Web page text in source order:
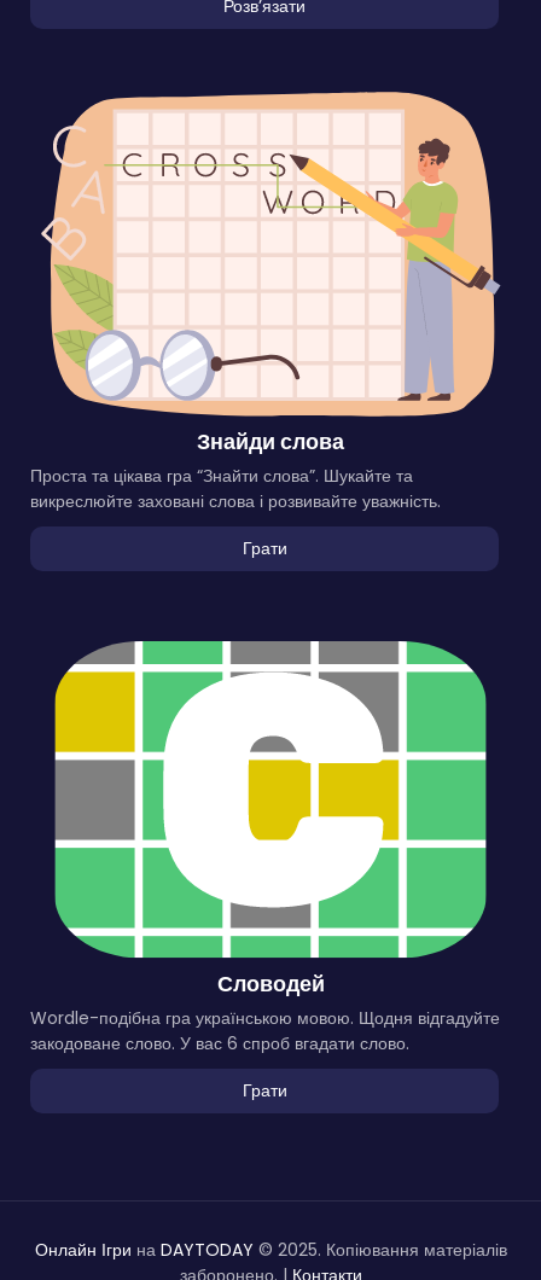
Розвʼязати
Знайди слова
Проста та цікава гра “Знайти слова”. Шукайте та
викреслюйте заховані слова і розвивайте уважність.
Грати
Словодей
Wordle-подібна гра українською мовою. Щодня відгадуйте
закодоване слово. У вас 6 спроб вгадати слово.
Грати
Онлайн Ігри на DAYTODAY © 2025. Копіювання матеріалів